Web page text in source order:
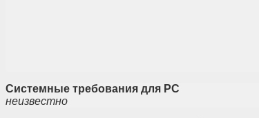
Системные требования для PC
неизвестно